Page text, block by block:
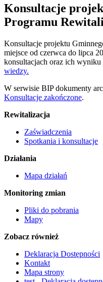
Konsultacje
Programu
Konsultacje projektu
miejsce od czerwca do lipca
konsultacjach oraz ich wyniku
wiedzy.
W serwisie BIP dokumenty
Konsultacje zakończone.
Rewitalizacja
Zaświadczenia
Spotkania i konsultacje
Działania
Mapa działań
Monitoring zmian
Pliki do pobrania
Mapy
Zobacz również
Deklaracja Dostępności
Kontakt
Mapa strony